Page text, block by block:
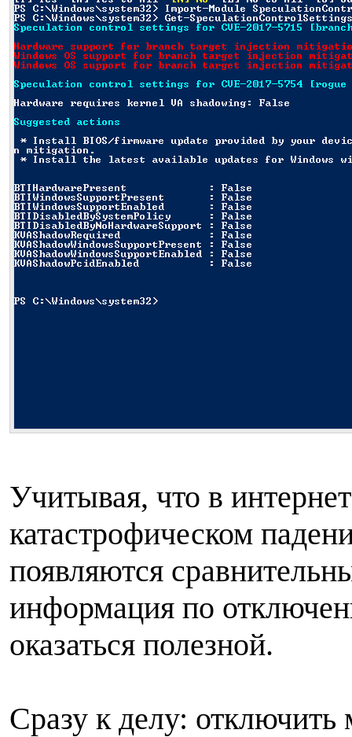
Учитывая, что в
катастрофическом
появляются
информация по
оказаться полезной.
Сразу к делу: